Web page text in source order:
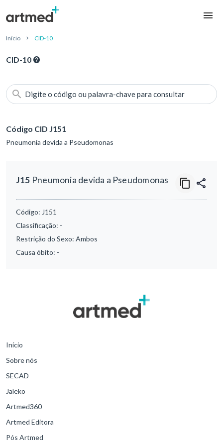
Início CID-10
CID-10
Digite o código ou palavra-chave para consultar
Código CID J151
Pneumonia devida a Pseudomonas
J15 Pneumonia devida a Pseudomonas
Código: J151
Classificação: -
Restrição do Sexo: Ambos
Causa óbito: -
Início
Sobre nós
SECAD
Jaleko
Artmed360
Artmed Editora
Pós Artmed